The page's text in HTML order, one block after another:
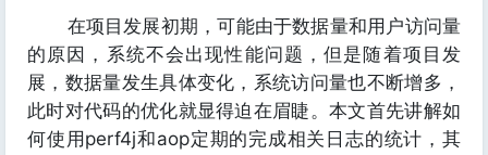
在项目发展初期，可能由于数据量和用户访问量
的原因，系统不会出现性能问题，但是随着项目发
展，数据量发生具体变化，系统访问量也不断增多，
此时对代码的优化就显得迫在眉睫。本文首先讲解如
何使用perf4j和aop定期的完成相关日志的统计，其